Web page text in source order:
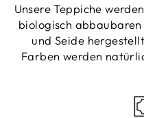
Unsere Teppiche
biologisch
und Seide
Farben werden